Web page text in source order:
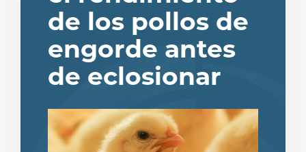
de los pollos de
engorde antes
de eclosionar